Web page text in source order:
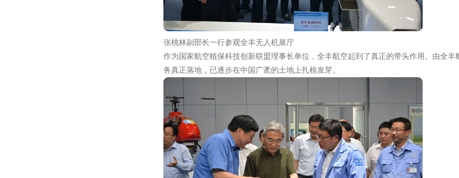
张桃林副部长一行参观全丰无人机展厅
作为国家航空植保科技创新联盟理事长单位，全丰航空起到了真正的带头